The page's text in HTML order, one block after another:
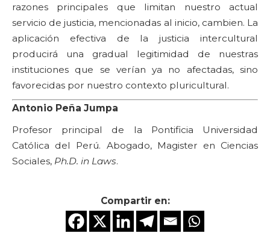
razones principales que limitan nuestro actual
servicio de justicia, mencionadas al inicio, cambien. La
aplicación efectiva de la justicia intercultural
producirá una gradual legitimidad de nuestras
instituciones que se verían ya no afectadas, sino
favorecidas por nuestro contexto pluricultural.
Antonio Peña Jumpa
Profesor principal de la Pontificia Universidad
Católica del Perú. Abogado, Magister en Ciencias
Sociales, Ph.D. in Laws.
Compartir en: